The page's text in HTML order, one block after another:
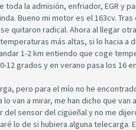
toda la admisión, enfriador, EGR y
Bueno mi motor es el 163cv.
quitaron radical. Ahora al llegar
más altas, si lo hacia a
1-2 km entiendo que coge
grados y en verano pasa los 16
pero para el mío no he
lo van a mirar, me han dicho que
sensor del cigüeñal y no me
lo de si hubiera alguna telecarga.